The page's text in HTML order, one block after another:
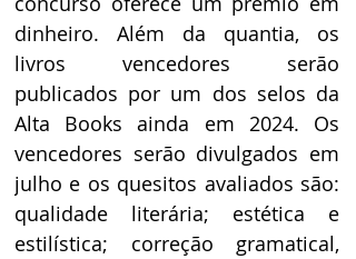
dinheiro. Além da quantia, os
livros vencedores serão
publicados por um dos selos da
Alta Books ainda em 2024. Os
vencedores serão divulgados em
julho e os quesitos avaliados são:
qualidade literária; estética e
estilística; correção gramatical,